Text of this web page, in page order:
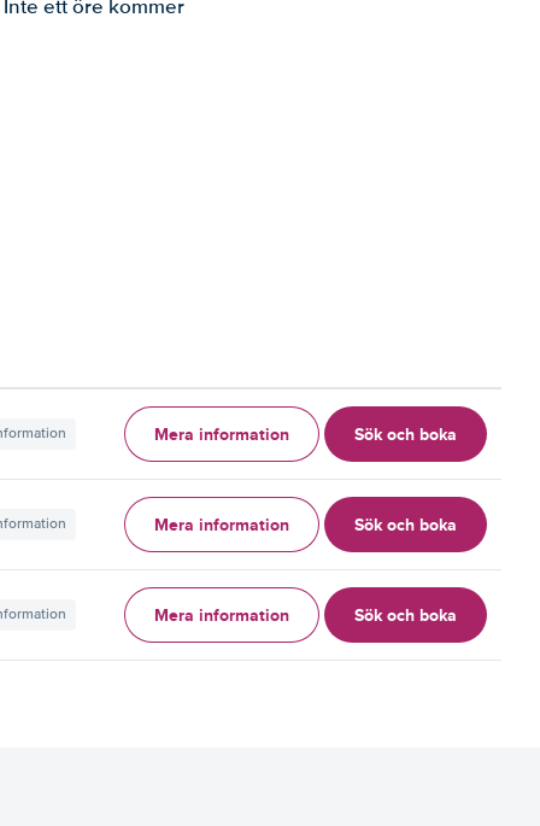
ett öre kommer
Mera information Sök och boka
Mera information Sök och boka
Mera information Sök och boka